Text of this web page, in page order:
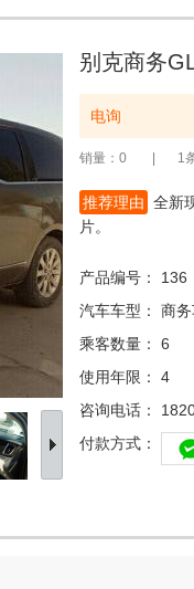
别克商务
电询
销量：0 | 1
推荐理由 全新
片。
产品编号：
136
汽车车型：
商
乘客数量：
6
使用年限：
4
咨询电话：
付款方式：